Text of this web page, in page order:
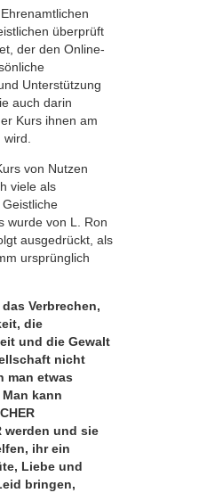
überprüft
der den Online-
Unterstützung
auch darin
Kurs ihnen am
von Nutzen
viele als
wurde von L. Ron
ausgedrückt, als
ursprünglich
Verbrechen,
die
und die Gewalt
nicht
man etwas
kann
werden und sie
ihr ein
Liebe und
bringen,